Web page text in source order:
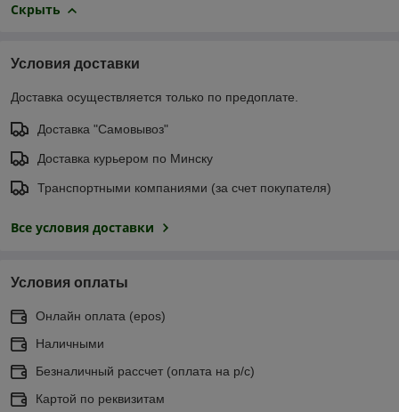
Скрыть
Условия доставки
Доставка осуществляется только по предоплате.
Доставка "Самовывоз"
Доставка курьером по Минску
Транспортными компаниями (за счет покупателя)
Все условия доставки
Условия оплаты
Онлайн оплата (еpos)
Наличными
Безналичный рассчет (оплата на р/с)
Картой по реквизитам